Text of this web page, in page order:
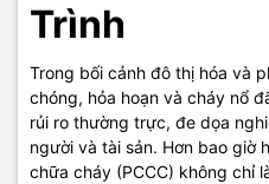
Trình
Trong bối cảnh đô thị hóa và
chóng, hỏa hoạn và cháy nổ
rủi ro thường trực, đe dọa
người và tài sản. Hơn bao giờ
chữa cháy (PCCC) không chỉ